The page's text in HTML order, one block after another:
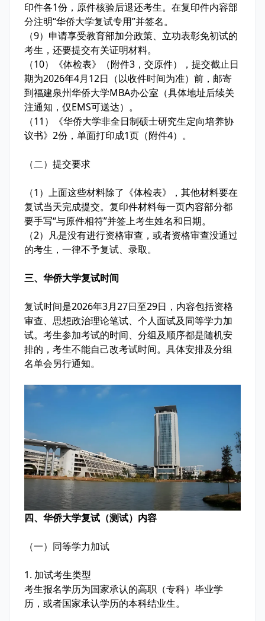
印件各1份，原件核验后退还考生。在复印件内容部
分注明“华侨大学复试专用”并签名。
（9）申请享受教育部加分政策、立功表彰免初试的
考生，还要提交有关证明材料。
（10）《体检表》（附件3，交原件），提交截止日
期为2026年4月12日（以收件时间为准）前，邮寄
到福建泉州华侨大学MBA办公室（具体地址后续关
注通知，仅EMS可送达）。
（11）《华侨大学非全日制硕士研究生定向培养协
议书》2份，单面打印成1页（附件4）。
（二）提交要求
（1）上面这些材料除了《体检表》，其他材料要在
复试当天完成提交。复印件材料每一页内容部分都
要手写“与原件相符”并签上考生姓名和日期。
（2）凡是没有进行资格审查，或者资格审查没通过
的考生，一律不予复试、录取。
三、华侨大学复试时间
复试时间是2026年3月27日至29日，内容包括资格
审查、思想政治理论笔试、个人面试及同等学力加
试。考生参加考试的时间、分组及顺序都是随机安
排的，考生不能自己改考试时间。具体安排及分组
名单会另行通知。
四、华侨大学复试（测试）内容
（一）同等学力加试
1. 加试考生类型
考生报名学历为国家承认的高职（专科）毕业学
历，或者国家承认学历的本科结业生。